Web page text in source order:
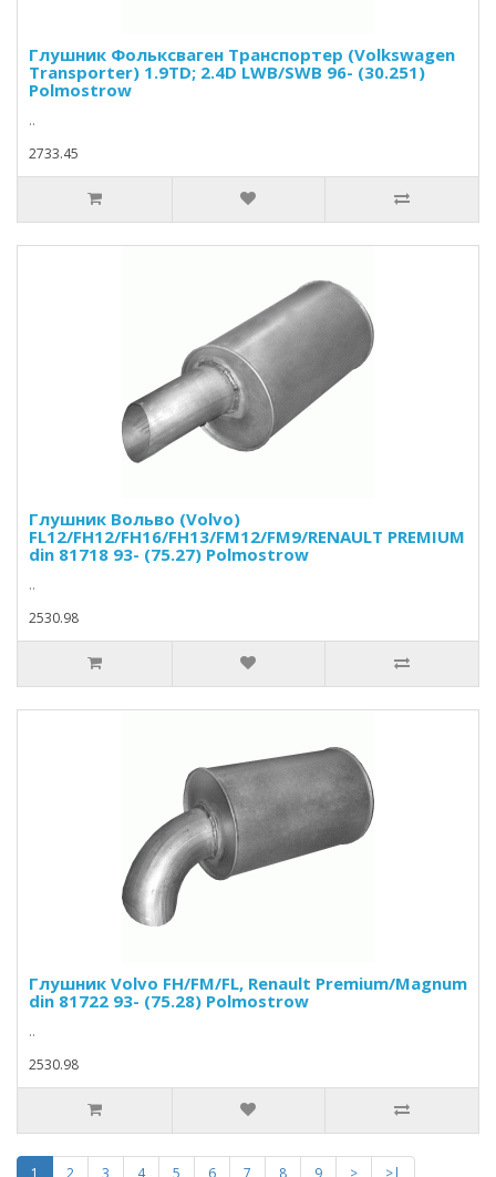
Глушник Фольксваген Транспортер (Volkswagen
Transporter) 1.9TD; 2.4D LWB/SWB 96- (30.251)
Polmostrow
..
2733.45
Глушник Вольво (Volvo)
FL12/FH12/FH16/FH13/FM12/FM9/RENAULT PREMIUM
din 81718 93- (75.27) Polmostrow
..
2530.98
Глушник Volvo FH/FM/FL, Renault Premium/Magnum
din 81722 93- (75.28) Polmostrow
..
2530.98
1 2 3 4 5 6 7 8 9 >
>|